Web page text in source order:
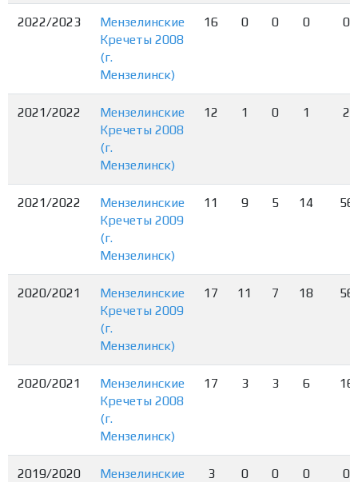
2022/2023
Мензелинские
Кречеты 2008
(г.
Мензелинск)
16 0 0 0 0
2021/2022
Мензелинские
Кречеты 2008
(г.
Мензелинск)
12 1 0 1 2
2021/2022
Мензелинские
Кречеты 2009
(г.
Мензелинск)
11 9 5 14 56
2020/2021
Мензелинские
Кречеты 2009
(г.
Мензелинск)
17 11 7 18 56
2020/2021
Мензелинские
Кречеты 2008
(г.
Мензелинск)
17 3 3 6 16
2019/2020
Мензелинские
3 0 0 0 0